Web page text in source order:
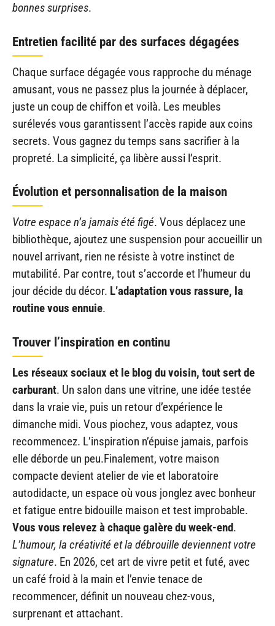
bonnes surprises.
Entretien facilité par des surfaces dégagées
Chaque surface dégagée vous rapproche du ménage
amusant, vous ne passez plus la journée à déplacer,
juste un coup de chiffon et voilà. Les meubles
surélevés vous garantissent l’accès rapide aux coins
secrets. Vous gagnez du temps sans sacrifier à la
propreté. La simplicité, ça libère aussi l’esprit.
Évolution et personnalisation de la maison
Votre espace n’a jamais été figé. Vous déplacez une
bibliothèque, ajoutez une suspension pour accueillir un
nouvel arrivant, rien ne résiste à votre instinct de
mutabilité. Par contre, tout s’accorde et l’humeur du
jour décide du décor. L’adaptation vous rassure, la
routine vous ennuie.
Trouver l’inspiration en continu
Les réseaux sociaux et le blog du voisin, tout sert de
carburant. Un salon dans une vitrine, une idée testée
dans la vraie vie, puis un retour d’expérience le
dimanche midi. Vous piochez, vous adaptez, vous
recommencez. L’inspiration n’épuise jamais, parfois
elle déborde un peu.Finalement, votre maison
compacte devient atelier de vie et laboratoire
autodidacte, un espace où vous jonglez avec bonheur
et fatigue entre bidouille maison et test improbable.
Vous vous relevez à chaque galère du week-end.
L’humour, la créativité et la débrouille deviennent votre
signature. En 2026, cet art de vivre petit et futé, avec
un café froid à la main et l’envie tenace de
recommencer, définit un nouveau chez-vous,
surprenant et attachant.